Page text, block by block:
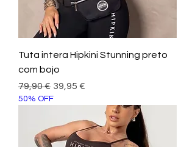
Tuta intera Hipkini Stunning preto
com bojo
Prezzo regolare
79,90 € Prezzo scontato
39,95 €
50% OFF